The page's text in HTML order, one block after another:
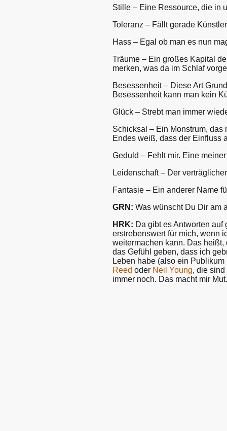
Stille – Eine Ressource, die in
Toleranz – Fällt gerade
Hass – Egal ob man es nun
Träume – Ein großes Kapital
merken, was da im Schlaf
Besessenheit – Diese Art
Besessenheit kann man kein
Glück – Strebt man immer
Schicksal – Ein Monstrum,
Endes weiß, dass der Einfluss
Geduld – Fehlt mir. Eine
Leidenschaft – Der
Fantasie – Ein anderer Name
GRN: Was wünscht Du Dir am
HRK: Da gibt es Antworten
erstrebenswert für mich, wenn
weitermachen kann. Das
das Gefühl geben, dass ich
Leben habe (also ein
Reed oder Neil Young, die
immer noch. Das macht mir